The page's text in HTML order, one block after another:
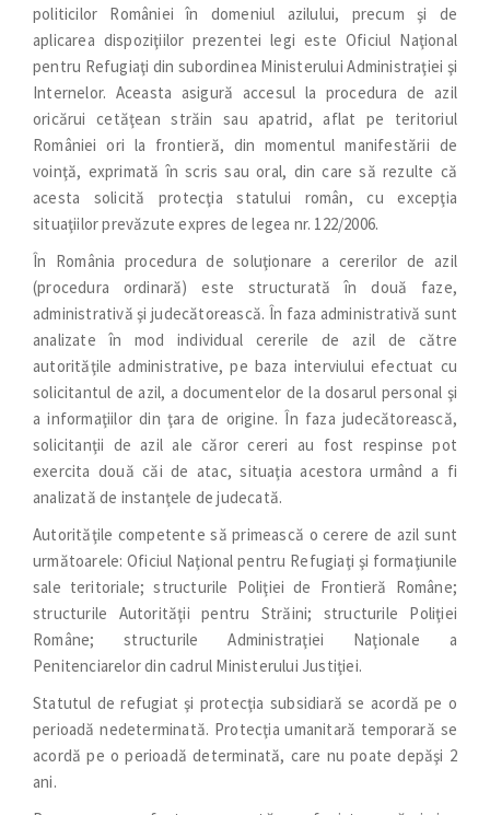
politicilor României în domeniul azilului, precum şi de
aplicarea dispoziţiilor prezentei legi este Oficiul Naţional
pentru Refugiaţi din subordinea Ministerului Administraţiei şi
Internelor. Aceasta asigură accesul la procedura de azil
oricărui cetăţean străin sau apatrid, aflat pe teritoriul
României ori la frontieră, din momentul manifestării de
voinţă, exprimată în scris sau oral, din care să rezulte că
acesta solicită protecţia statului român, cu excepţia
situaţiilor prevăzute expres de legea nr. 122/2006.
În România procedura de soluţionare a cererilor de azil
(procedura ordinară) este structurată în două faze,
administrativă şi judecătorească. În faza administrativă sunt
analizate în mod individual cererile de azil de către
autorităţile administrative, pe baza interviului efectuat cu
solicitantul de azil, a documentelor de la dosarul personal şi
a informaţiilor din ţara de origine. În faza judecătorească,
solicitanţii de azil ale căror cereri au fost respinse pot
exercita două căi de atac, situaţia acestora urmând a fi
analizată de instanţele de judecată.
Autorităţile competente să primească o cerere de azil sunt
următoarele: Oficiul Naţional pentru Refugiaţi şi formaţiunile
sale teritoriale; structurile Poliţiei de Frontieră Române;
structurile Autorităţii pentru Străini; structurile Poliţiei
Române; structurile Administraţiei Naţionale a
Penitenciarelor din cadrul Ministerului Justiţiei.
Statutul de refugiat şi protecţia subsidiară se acordă pe o
perioadă nedeterminată. Protecţia umanitară temporară se
acordă pe o perioadă determinată, care nu poate depăşi 2
ani.